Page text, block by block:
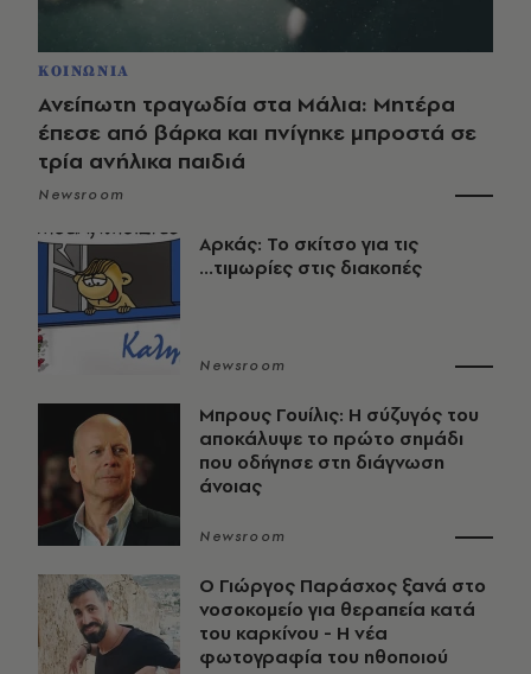
ΚΟΙΝΩΝΙΑ
Ανείπωτη τραγωδία στα Μάλια: Μητέρα
έπεσε από βάρκα και πνίγηκε μπροστά σε
τρία ανήλικα παιδιά
Newsroom
Αρκάς: Το σκίτσο για τις
...τιμωρίες στις διακοπές
Newsroom
Μπρους Γουίλις: Η σύζυγός του
αποκάλυψε το πρώτο σημάδι
που οδήγησε στη διάγνωση
άνοιας
Newsroom
O Γιώργος Παράσχος ξανά στο
νοσοκομείο για θεραπεία κατά
του καρκίνου - Η νέα
φωτογραφία του ηθοποιού